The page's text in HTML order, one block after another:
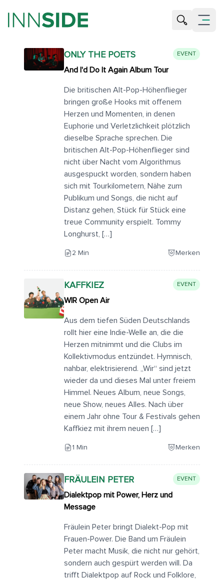
Suche
Menü
ONLY THE POETS EVENT
And I'd Do It Again Album Tour
Die britischen Alt-Pop-Höhenflieger
bringen große Hooks mit offenem
Herzen und Momenten, in denen
Euphorie und Verletzlichkeit plötzlich
dieselbe Sprache sprechen. Die
britischen Alt-Pop-Höhenflieger sind
nicht über Nacht vom Algorithmus
ausgespuckt worden, sondern haben
sich mit Tourkilometern, Nähe zum
Publikum und Songs, die nicht auf
Distanz gehen, Stück für Stück eine
treue Community erspielt. Tommy
Longhurst, […]
2 Min Merken
KAFFKIEZ EVENT
WIR Open Air
Aus dem tiefen Süden Deutschlands
rollt hier eine Indie-Welle an, die die
Herzen mitnimmt und die Clubs im
Kollektivmodus entzündet. Hymnisch,
nahbar, elektrisierend. „Wir“ sind jetzt
wieder da und dieses Mal unter freiem
Himmel. Neues Album, neue Songs,
neue Show, neues Alles. Nach über
einem Jahr ohne Tour & Festivals gehen
Kaffkiez mit ihrem neuen […]
1 Min Merken
FRÄULEIN PETER EVENT
Dialektpop mit Power, Herz und
Message
Fräulein Peter bringt Dialekt-Pop mit
Frauen-Power. Die Band um Fräulein
Peter macht Musik, die nicht nur gehört,
sondern auch gespürt werden will. Da
trifft Dialektpop auf Rock und Folklore,